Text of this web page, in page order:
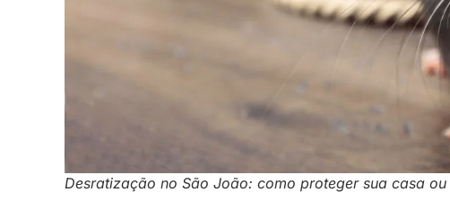
Desratização no São João: como proteger sua casa